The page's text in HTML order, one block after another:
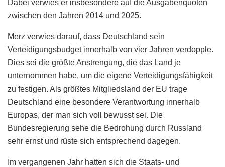
Dabei verwies er insbesondere auf die Ausgabenquoten
zwischen den Jahren 2014 und 2025.
Merz verwies darauf, dass Deutschland sein
Verteidigungsbudget innerhalb von vier Jahren verdopple.
Dies sei die größte Anstrengung, die das Land je
unternommen habe, um die eigene Verteidigungsfähigkeit
zu festigen. Als größtes Mitgliedsland der EU trage
Deutschland eine besondere Verantwortung innerhalb
Europas, der man sich voll bewusst sei. Die
Bundesregierung sehe die Bedrohung durch Russland
sehr ernst und rüste sich entsprechend dagegen.
Im vergangenen Jahr hatten sich die Staats- und